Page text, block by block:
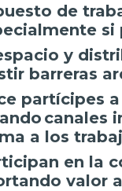
de
si
y
barreras
partícipes
canales
a los
en la
valor